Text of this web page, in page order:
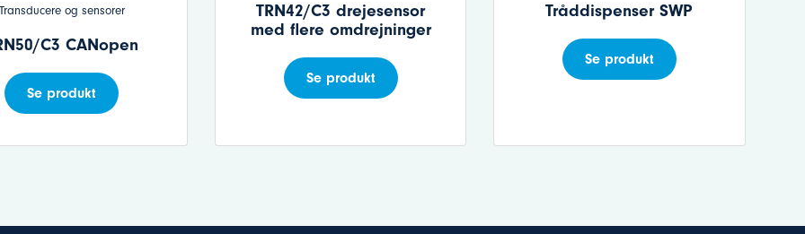
og sensorer
C3 CANopen
Se produkt
TRN42/C3 drejesensor
med flere omdrejninger
Se produkt
Tråddispenser SWP
Se produkt